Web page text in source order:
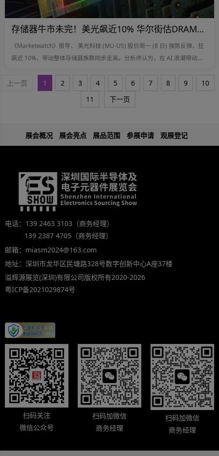
存储器牛市未完！美光飙近10% 华尔街估DRAM、NAND缺货到2028年底
《Marketwatch》报导， 美光科技 (MU-US) 股价周一 (8 日) 强势反弹，狂
飙近 10%，带动整体存储器族群同步走高。分析师认为，在 AI 浪潮带动
上一页 1 2 3 4 5 6 7 8 9
10
11
下一页
展会概况 展会亮点 展品范围 参展申请 观展登记
电话：139 2463 3103（商务经理）
139 2387 4705（商务经理）
邮箱：miasm2024@163.com
地址：深圳市龙华区民塘路328号数字创新中心A座37楼
溢辉源展览(深圳)有限公司版权所有2020-2026
粤ICP备2021029874号
扫码关注
微信公众号
扫码加微信
商务经理
扫码加微信
商务经理